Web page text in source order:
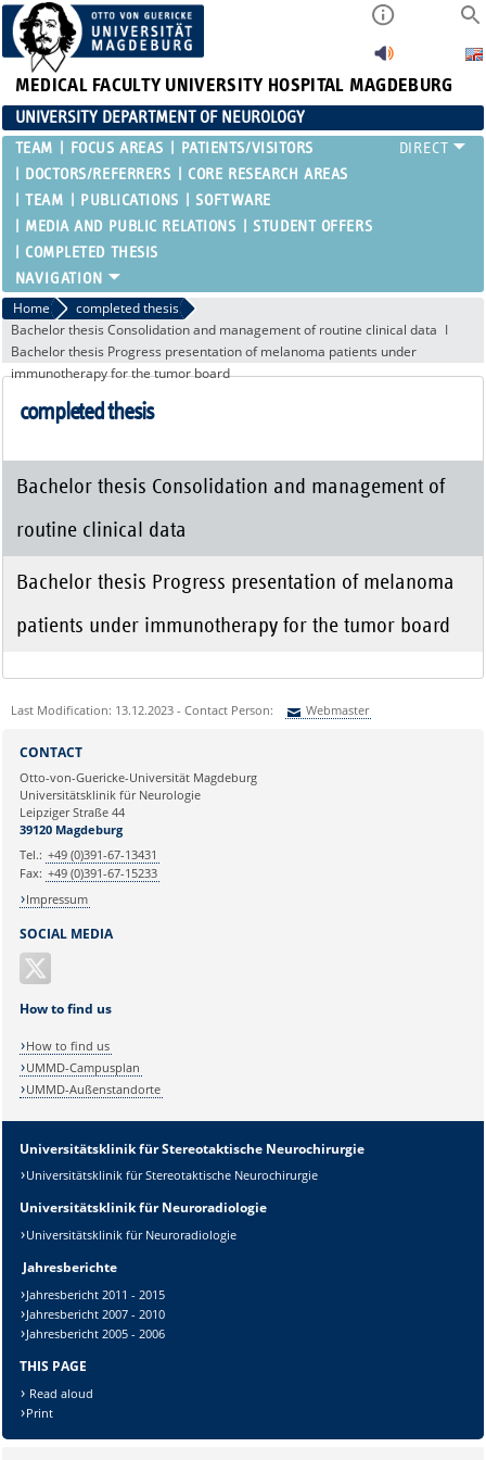
MEDICAL FACULTY UNIVERSITY HOSPITAL MAGDEBURG
UNIVERSITY DEPARTMENT OF NEUROLOGY
TEAM FOCUS AREAS
PATIENTS/VISITORS
DOCTORS/REFERRERS
CORE RESEARCH AREAS
TEAM
PUBLICATIONS
SOFTWARE
MEDIA AND PUBLIC RELATIONS
STUDENT OFFERS
COMPLETED THESIS
Home
completed thesis
Bachelor thesis Consolidation and management of routine clinical data
Bachelor thesis Progress presentation of melanoma patients under
immunotherapy for the tumor board
completed thesis
Bachelor thesis Consolidation and management of
routine clinical data
Bachelor thesis Progress presentation of melanoma
patients under immunotherapy for the tumor board
Last Modification: 13.12.2023 - Contact Person: Webmaster
Ihre E-Mailadresse:
Ihr Anliegen:
Sicherheitsabfrage:
Lösung:
SOCIAL MEDIA
CONTACT
Otto-von-Guericke-Universität Magdeburg
Universitätsklinik für Neurologie
Leipziger Straße 44
39120 Magdeburg
Tel.: +49 (0)391-67-13431
Fax: +49 (0)391-67-15233
Impressum
How to find us
How to find us
UMMD-Campusplan
UMMD-Außenstandorte
Universitätsklinik für Stereotaktische Neurochirurgie
Universitätsklinik für Stereotaktische Neurochirurgie
Universitätsklinik für Neuroradiologie
Universitätsklinik für Neuroradiologie
Jahresberichte
Jahresbericht 2011 - 2015
Jahresbericht 2007 - 2010
Jahresbericht 2005 - 2006
THIS PAGE
Read aloud
Print